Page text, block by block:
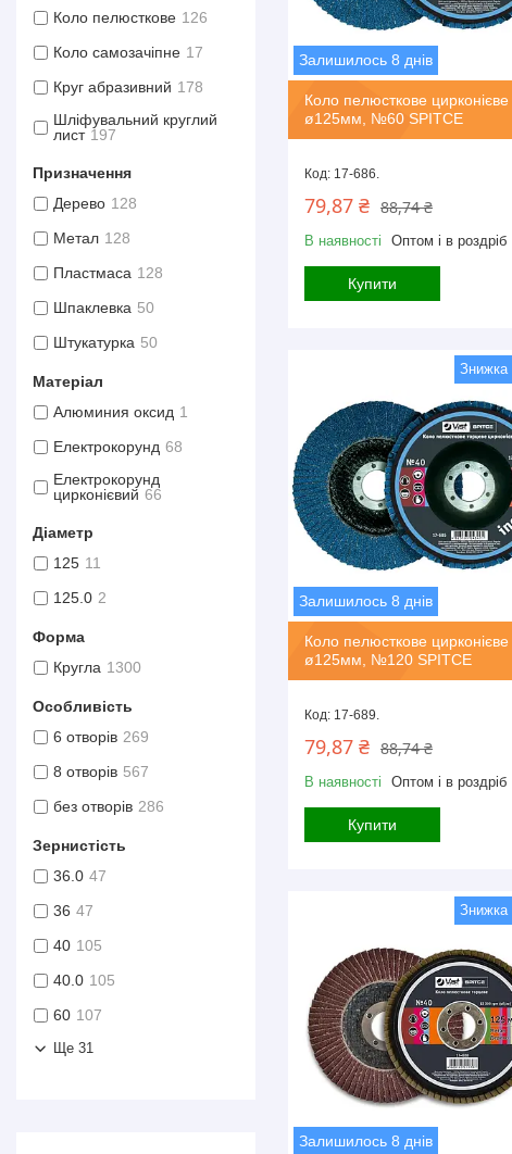
Залишилось 8 днів
Коло пелюсткове цирконієве
ø125мм, №60 SPITCE
17-686.
88,74 ₴
79,87 ₴
В наявності Оптом і в роздріб
Купити
Залишилось 8 днів
Коло пелюсткове цирконієве
ø125мм, №120 SPITCE
17-689.
88,74 ₴
79,87 ₴
В наявності Оптом і в роздріб
Купити
Залишилось 8 днів
Коло пелюсткове 126
Коло самозачіпне 17
Круг абразивний 178
Шліфувальний круглий
лист 197
Призначення
Дерево 128
Метал 128
Пластмаса 128
Шпаклевка 50
Штукатурка 50
Матеріал
Алюминия оксид 1
Електрокорунд 68
Електрокорунд
цирконієвий 66
Діаметр
125 11
125.0 2
Форма
Кругла 1300
Особливість
6 отворів 269
8 отворів 567
без отворів 286
Зернистість
36.0 47
36 47
40 105
40.0 105
60 107
Ще 31